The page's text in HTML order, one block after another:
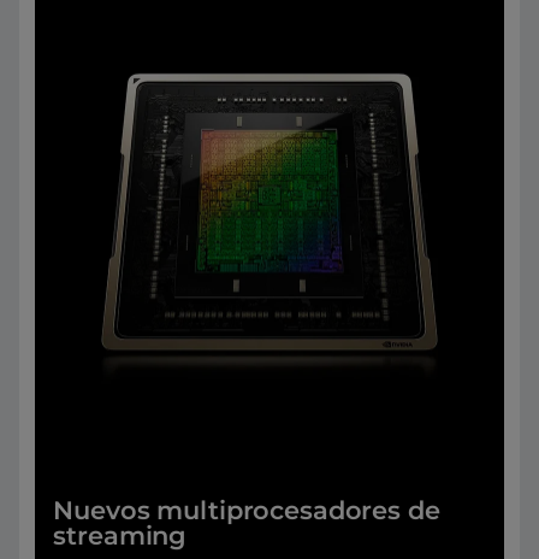
Nuevos multiprocesadores de
streaming